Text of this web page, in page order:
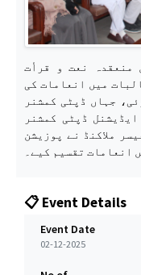
منعقدہ نعت و قرأت
میں انعامات کی
جہاں ڈپٹی کمشنر
ڈپٹی کمشنر
ملاکنڈ نے پوزیشن
انعامات تقسیم کیے۔
📋 Event Details
Event Date
02-12-2025